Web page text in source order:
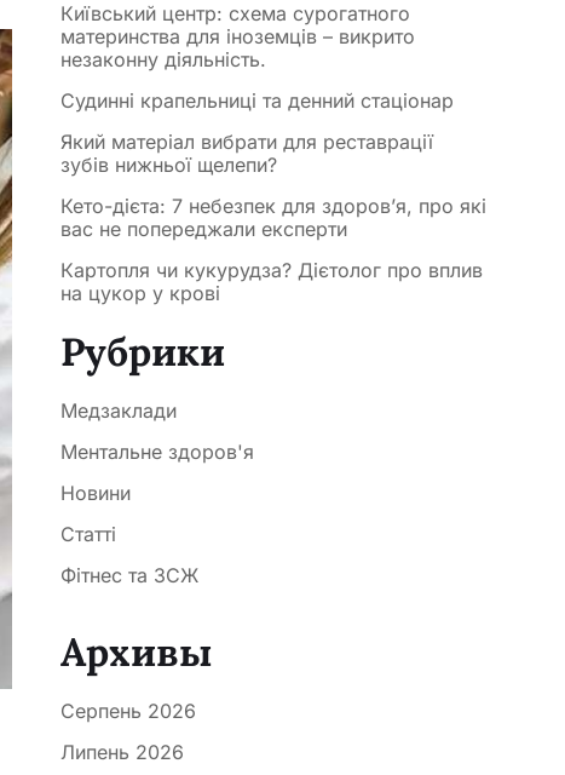
Київський центр: схема сурогатного
материнства для іноземців – викрито
незаконну діяльність.
Судинні крапельниці та денний стаціонар
Який матеріал вибрати для реставрації
зубів нижньої щелепи?
Кето-дієта: 7 небезпек для здоров’я, про які
вас не попереджали експерти
Картопля чи кукурудза? Дієтолог про вплив
на цукор у крові
Рубрики
Медзаклади
Ментальне здоров'я
Новини
Статті
Фітнес та ЗСЖ
Архивы
Серпень 2026
Липень 2026